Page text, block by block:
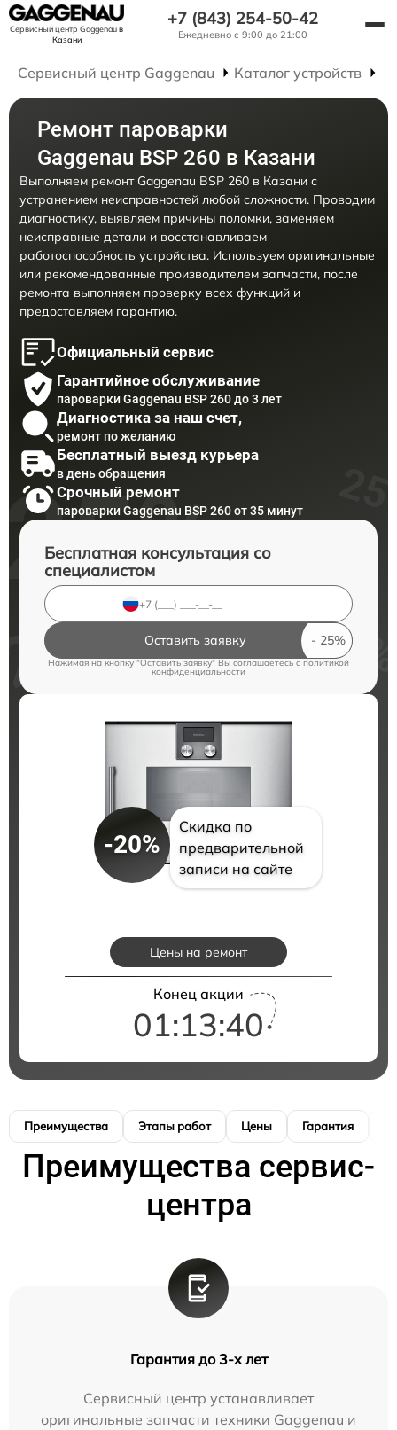
Сервисный центр Gaggenauв
Казани
+7 (843) 254-50-42
Ежедневно с 9:00 до 21:00
Сервисный центр Gaggenau Каталог устройств
Ремонт пароварки
Gaggenau BSP 260 в Казани
Выполняем ремонт Gaggenau BSP 260 в Казани с
устранением неисправностей любой сложности. Проводим
диагностику, выявляем причины поломки, заменяем
неисправные детали и восстанавливаем
работоспособность устройства. Используем оригинальные
или рекомендованные производителем запчасти, после
ремонта выполняем проверку всех функций и
предоставляем гарантию.
Официальный сервис
Гарантийное обслуживание
пароварки Gaggenau BSP 260 до 3 лет
Диагностика за наш счет,
ремонт по желанию
Бесплатный выезд курьера
в день обращения
Срочный ремонт
пароварки Gaggenau BSP 260 от 35 минут
Бесплатная консультация со
специалистом
Оставить заявку
Нажимая на кнопку "Оставить заявку" Вы соглашаетесь c политикой
конфиденциальности
-20%
Скидка по
предварительной
записи на сайте
Цены на ремонт
Конец акции
01:13:40
Преимущества Этапы работ Цены Гарантия
Преимущества сервис-
центра
Гарантия до 3-х лет
Сервисный центр устанавливает
оригинальные запчасти техники Gaggenau и